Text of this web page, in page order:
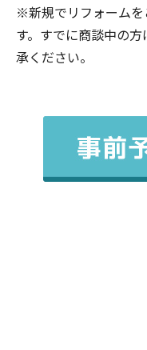
※新規でリフォームを
す。すでに商談中の
承ください。